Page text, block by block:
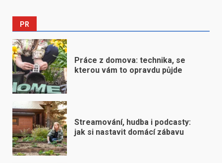
PR
Práce z domova: technika, se
kterou vám to opravdu půjde
Streamování, hudba i podcasty:
jak si nastavit domácí zábavu